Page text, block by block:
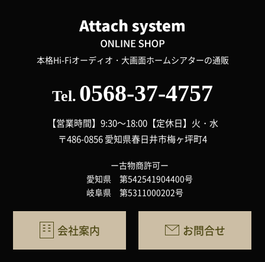
本格Hi-Fiオーディオ・大画面ホームシアターの通販
Tel. 0568-37-4757
【営業時間】9:30～18:00【定休日】火・水
〒486-0856 愛知県春日井市梅ヶ坪町4
ー古物商許可ー
愛知県 第542541904400号
岐阜県 第5311000202号
会社案内 お問合せ